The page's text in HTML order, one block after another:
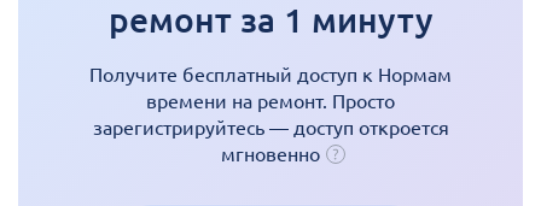
ремонт за 1 минуту
Получите бесплатный доступ к Нормам
времени на ремонт. Просто
зарегистрируйтесь — доступ откроется
мгновенно